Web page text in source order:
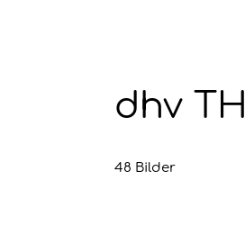
dhv
48 Bilder